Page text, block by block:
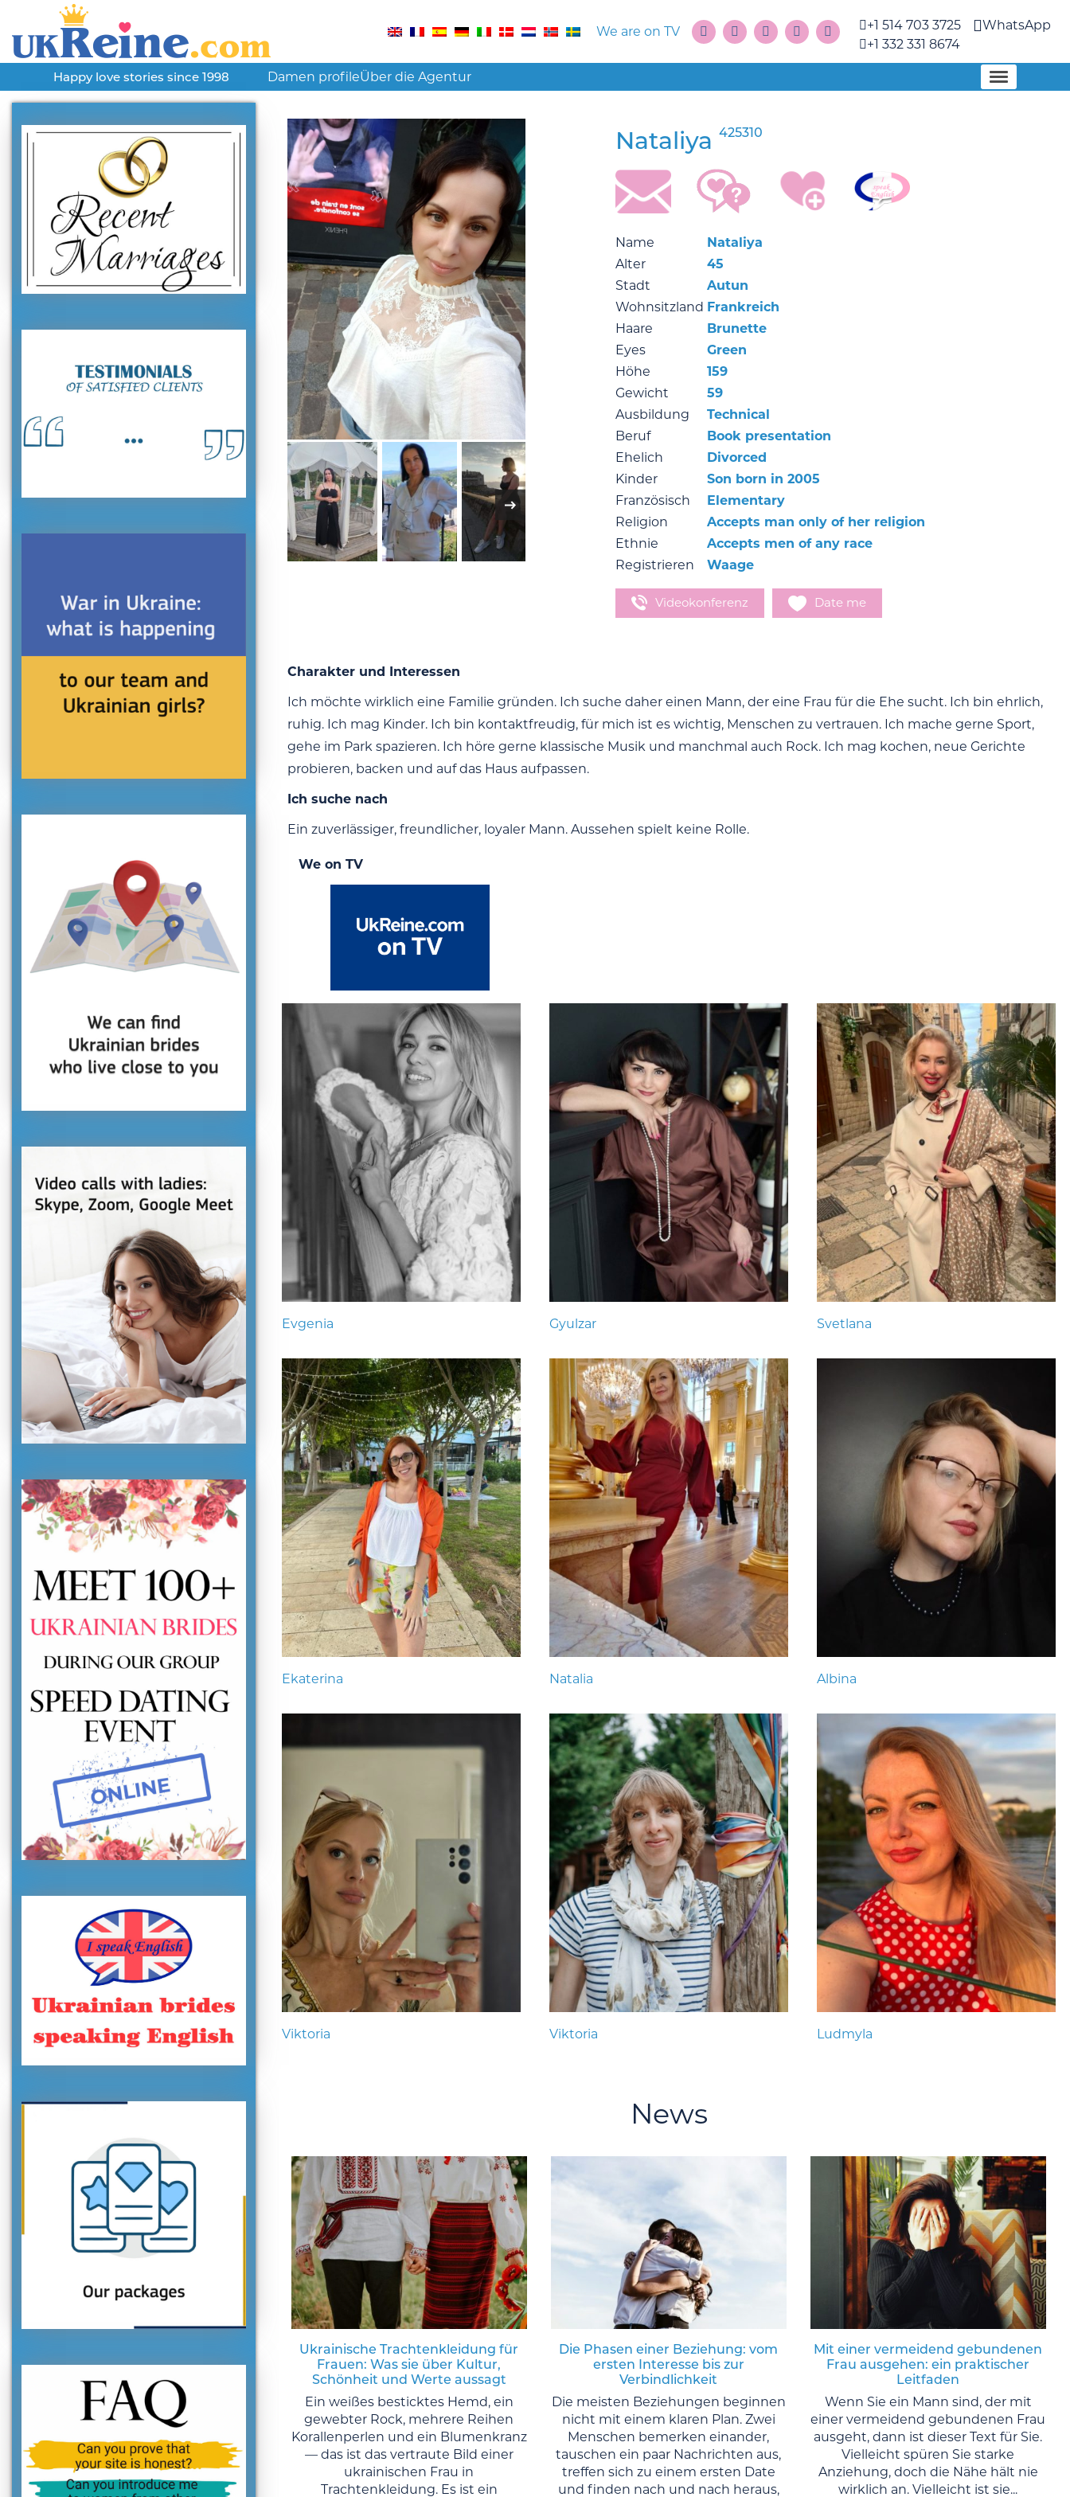
We are on TV
+1 514 703 3725
+1 332 331 8674
WhatsApp
Happy love stories since 1998 Damen profileÜber die Agentur
Nataliya 425310
Name
Nataliya
Alter
45
Stadt
Autun
Wohnsitzland Frankreich
Haare
Brunette
Eyes
Green
Höhe
159
Gewicht
59
Ausbildung
Technical
Beruf
Book presentation
Ehelich
Divorced
Kinder
Son born in 2005
Französisch
Elementary
Religion
Accepts man only of her religion
Ethnie
Accepts men of any race
Registrieren
Waage
Videokonferenz Date me
Charakter und Interessen
Ich möchte wirklich eine Familie gründen. Ich suche daher einen Mann, der eine Frau für die Ehe sucht. Ich bin ehrlich,
ruhig. Ich mag Kinder. Ich bin kontaktfreudig, für mich ist es wichtig, Menschen zu vertrauen. Ich mache gerne Sport,
gehe im Park spazieren. Ich höre gerne klassische Musik und manchmal auch Rock. Ich mag kochen, neue Gerichte
probieren, backen und auf das Haus aufpassen.
Ich suche nach
Ein zuverlässiger, freundlicher, loyaler Mann. Aussehen spielt keine Rolle.
We on TV
Evgenia Gyulzar Svetlana
Ekaterina Natalia Albina
Viktoria Viktoria Ludmyla
News
Ukrainische Trachtenkleidung für
Frauen: Was sie über Kultur,
Schönheit und Werte aussagt
Ein weißes besticktes Hemd, ein
gewebter Rock, mehrere Reihen
Korallenperlen und ein Blumenkranz
— das ist das vertraute Bild einer
ukrainischen Frau in
Trachtenkleidung. Es ist ein
Die Phasen einer Beziehung: vom
ersten Interesse bis zur
Verbindlichkeit
Die meisten Beziehungen beginnen
nicht mit einem klaren Plan. Zwei
Menschen bemerken einander,
tauschen ein paar Nachrichten aus,
treffen sich zu einem ersten Date
und finden nach und nach heraus,
Mit einer vermeidend gebundenen
Frau ausgehen: ein praktischer
Leitfaden
Wenn Sie ein Mann sind, der mit
einer vermeidend gebundenen Frau
ausgeht, dann ist dieser Text für Sie.
Vielleicht spüren Sie starke
Anziehung, doch die Nähe hält nie
wirklich an. Vielleicht ist sie...